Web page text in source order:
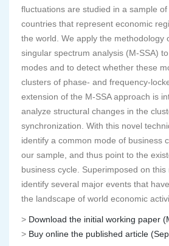
fluctuations are studied in a sample
countries that represent economic
the world. We apply the methodology
singular spectrum analysis (M-SSA)
modes and to detect whether these
clusters of phase- and frequency-
extension of the M-SSA approach is
analyze structural changes in the
synchronization. With this novel
identify a common mode of business
our sample, and thus point to the
business cycle. Superimposed on
identify several major events that
the landscape of world economic
> Download the initial working paper
> Buy online the published article